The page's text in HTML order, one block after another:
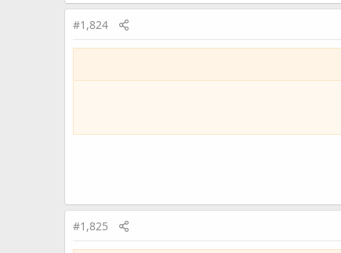
#1,824
#1,825